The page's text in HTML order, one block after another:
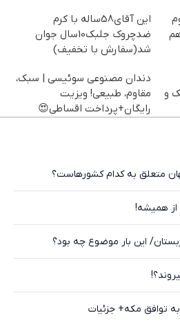
این آقای58ساله با کرم
ضدچروک جلبک10سال جوان
شد(سفارش با تخفیف)
و
دندان مصنوعی سوئیسی | سبک،
مقاوم، طبیعی! ویزیت
رایگان+پرداخت اقساطی😍
متعلق به کدام کشورهاست؟
همیشه!
این بار موضوع چه بود؟
توافق مکه+ جزئیات